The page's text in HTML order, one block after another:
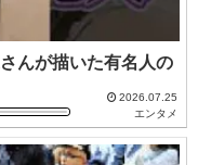
んが描いた有名人の
2026.07.25
エンタメ